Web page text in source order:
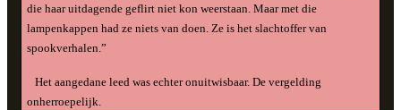
die haar uitdagende geflirt niet kon weerstaan. Maar met die
lampenkappen had ze niets van doen. Ze is het slachtoffer van
spookverhalen.”
Het aangedane leed was echter onuitwisbaar. De vergelding
onherroepelijk.